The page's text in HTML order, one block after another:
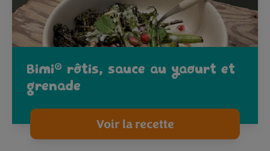
Bimi® rôtis, sauce au yaourt et
grenade
Voir la recette